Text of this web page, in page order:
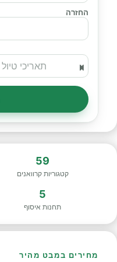
החזרה
59
קטגוריות קרוואנים
5
תחנות איסוף
מחירים במבט מהיר